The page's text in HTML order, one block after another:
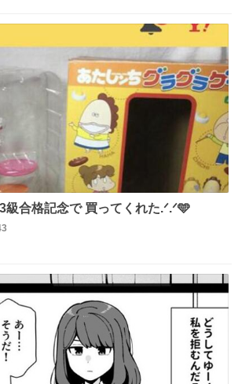
級合格記念で 買ってくれた.ᐟ.ᐟ🩵